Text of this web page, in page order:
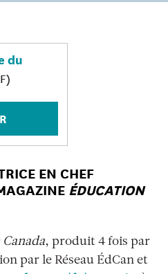
du
EN CHEF
ÉDUCATION
, produit 4 fois par
par le Réseau ÉdCan et